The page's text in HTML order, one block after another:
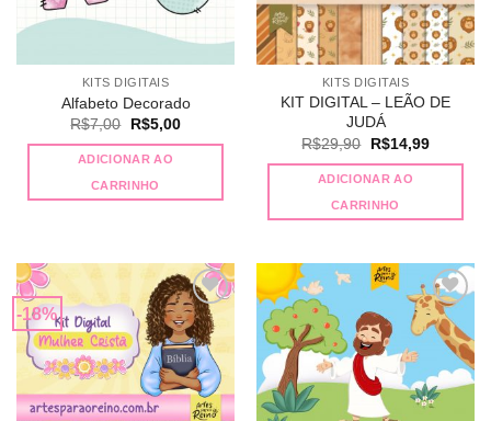
KITS DIGITAIS
Alfabeto Decorado
R$7,00 O
original
era:
R$7,00.
R$5,00O
ADICIONAR AO
CARRINHO
KITS DIGITAIS
KIT DIGITAL – LEÃO DE
JUDÁ
R$29,90 O
original
era:
R$29,90.
R$14,99O
ADICIONAR AO
CARRINHO
-18%
Adicionar
a lista de
desejos
Adicionar
a lista de
desejos